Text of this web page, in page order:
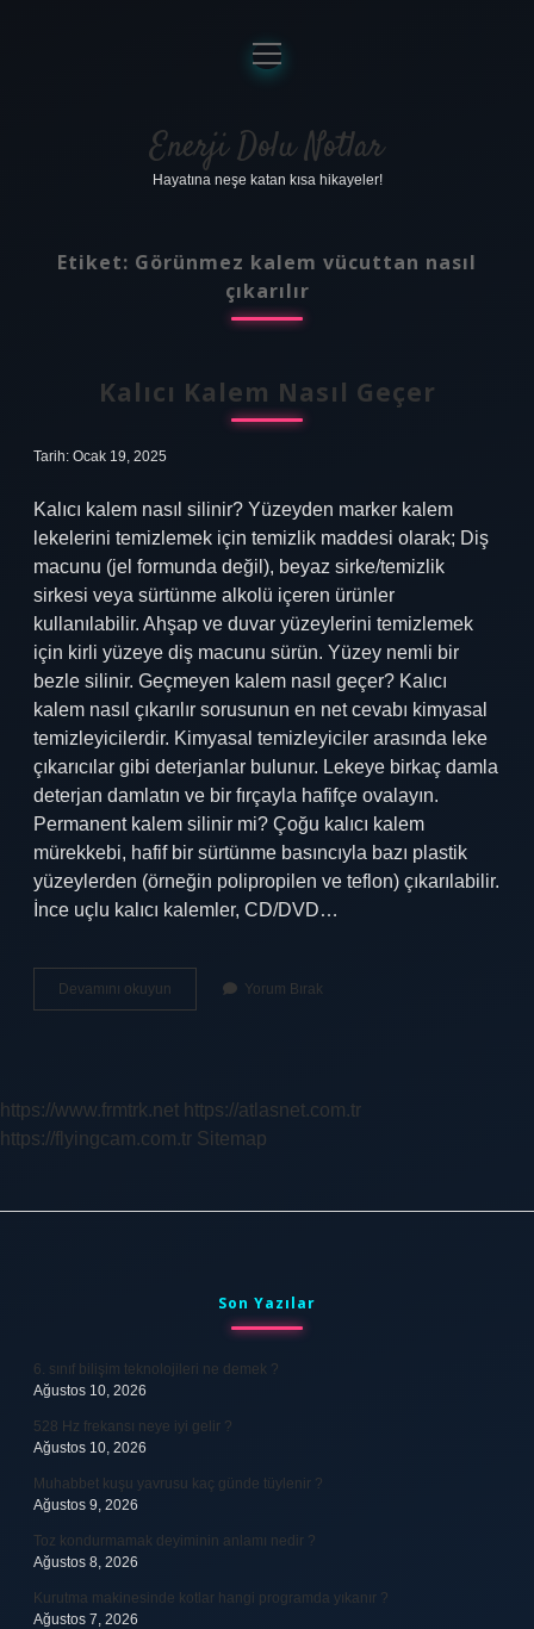
Anasayfa
Gizlilik Politikası
Yasal Uyarı
menüyü
aç
Enerji Dolu Notlar
Hayatına neşe katan kısa hikayeler!
Etiket: Görünmez kalem vücuttan nasıl
çıkarılır
Kalıcı Kalem Nasıl Geçer
Tarih: Ocak 19, 2025
Kalıcı kalem nasıl silinir? Yüzeyden marker kalem
lekelerini temizlemek için temizlik maddesi olarak; Diş
macunu (jel formunda değil), beyaz sirke/temizlik
sirkesi veya sürtünme alkolü içeren ürünler
kullanılabilir. Ahşap ve duvar yüzeylerini temizlemek
için kirli yüzeye diş macunu sürün. Yüzey nemli bir
bezle silinir. Geçmeyen kalem nasıl geçer? Kalıcı
kalem nasıl çıkarılır sorusunun en net cevabı kimyasal
temizleyicilerdir. Kimyasal temizleyiciler arasında leke
çıkarıcılar gibi deterjanlar bulunur. Lekeye birkaç damla
deterjan damlatın ve bir fırçayla hafifçe ovalayın.
Permanent kalem silinir mi? Çoğu kalıcı kalem
mürekkebi, hafif bir sürtünme basıncıyla bazı plastik
yüzeylerden (örneğin polipropilen ve teflon) çıkarılabilir.
İnce uçlu kalıcı kalemler, CD/DVD…
Devamını okuyun
Kalem
Yorum Bırak
https://www.frmtrk.net https://atlasnet.com.tr
https://flyingcam.com.tr Sitemap
Son Yazılar
6. sınıf bilişim teknolojileri ne demek ?
Ağustos 10, 2026
528 Hz frekansı neye iyi gelir ?
Ağustos 10, 2026
Muhabbet kuşu yavrusu kaç günde tüylenir ?
Ağustos 9, 2026
Toz kondurmamak deyiminin anlamı nedir ?
Ağustos 8, 2026
Kurutma makinesinde kotlar hangi programda yıkanır ?
Ağustos 7, 2026